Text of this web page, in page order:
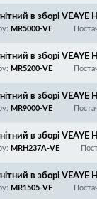
в зборі
62X/840/850/870/
MR5000-VE
в зборі
CF214A + комплект
MR5200-VE
в зборі
MR9000-VE
в зборі
W1470A/147A/
MRH237A-VE
в зборі
1120/1132/1522/
MR1505-VE